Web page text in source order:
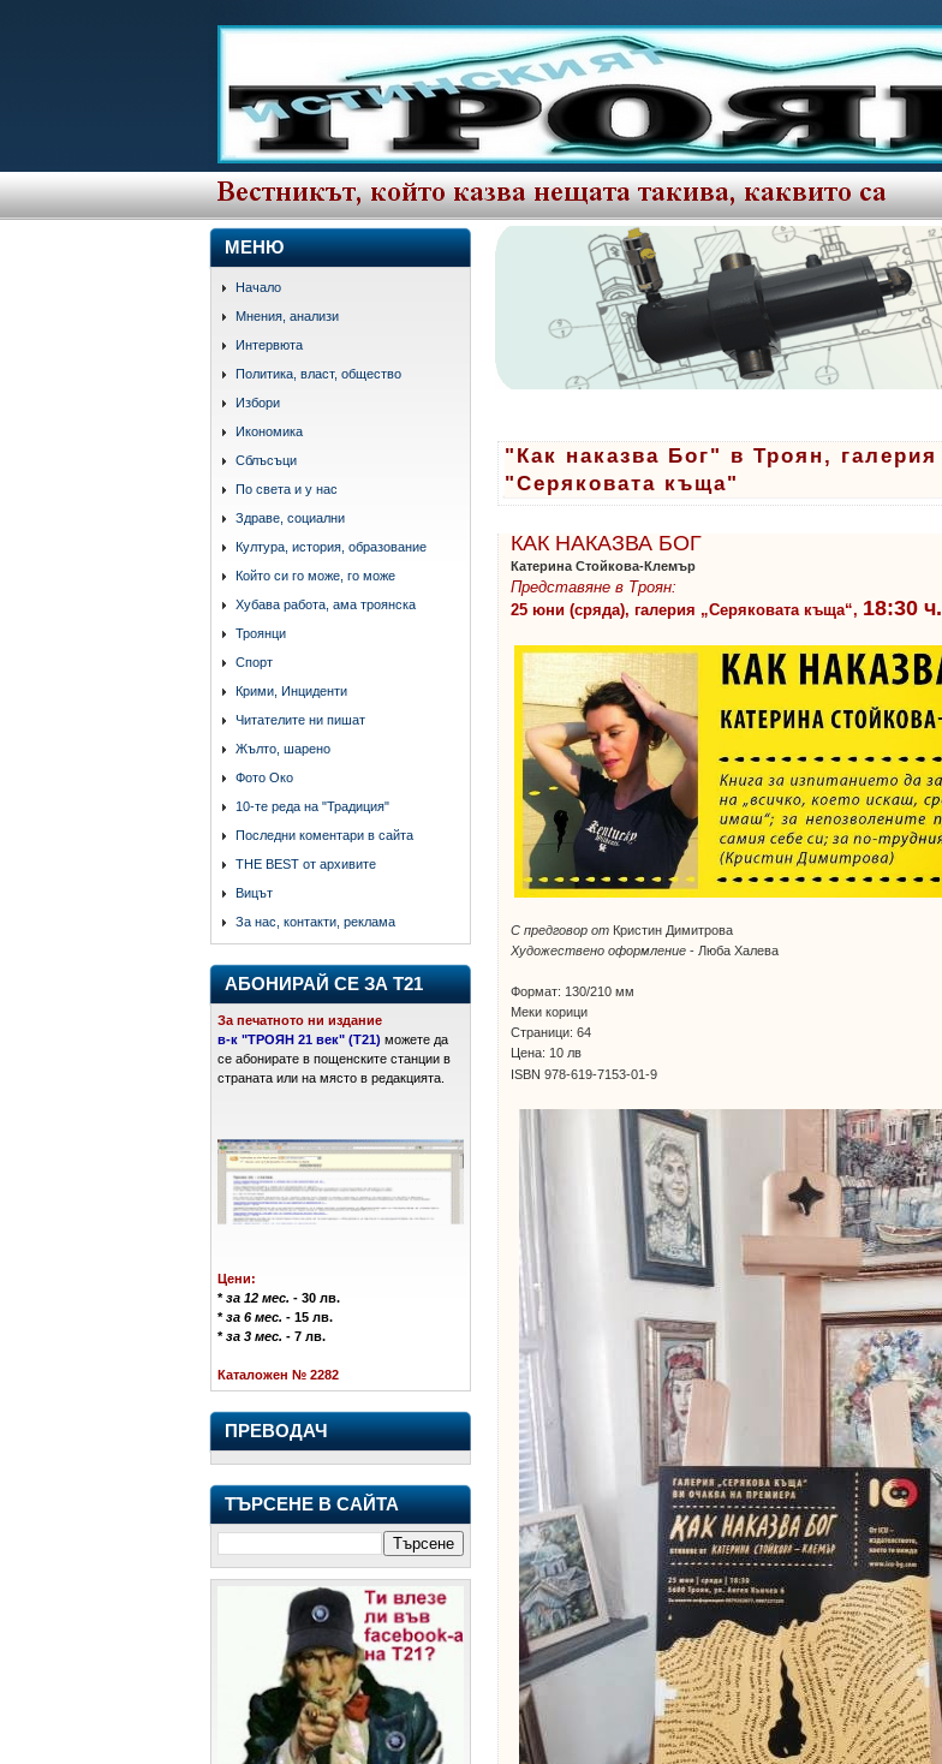
МЕНЮ
Начало
Мнения, анализи
Интервюта
Политика, власт, общество
Избори
Икономика
Сблъсъци
По света и у нас
Здраве, социални
Култура, история, образование
Който си го може, го може
Хубава работа, ама троянска
Троянци
Спорт
Крими, Инциденти
Читателите ни пишат
Жълто, шарено
Фото Око
10-те реда на "Традиция"
Последни коментари в сайта
THE BEST от архивите
Вицът
За нас, контакти, реклама
АБОНИРАЙ СЕ ЗА Т21
За печатното ни издание
в-к "ТРОЯН 21 век" (Т21) можете да
се абонирате в пощенските станции в
страната или на място в редакцията.
Цени:
*за 12 мес. - 30 лв.
*за 6 мес. - 15 лв.
*за 3 мес. - 7 лв.
Каталожен № 2282
ПРЕВОДАЧ
ТЪРСЕНЕ В САЙТА
"Как наказва Бог" в Троян, галерия
"Серяковата къща"
КАК НАКАЗВА БОГ
Катерина Стойкова-Клемър
Представяне в Троян:
25 юни (сряда), галерия „Серяковата къща“, 18:30 ч.
С предговор от Кристин Димитрова
Художествено оформление- Люба Халева
Формат: 130/210 мм
Меки корици
Страници: 64
Цена: 10 лв
ISBN 978-619-7153-01-9